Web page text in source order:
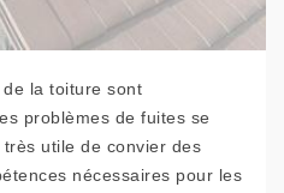
la toiture sont
problèmes de fuites se
utile de convier des
nécessaires pour les